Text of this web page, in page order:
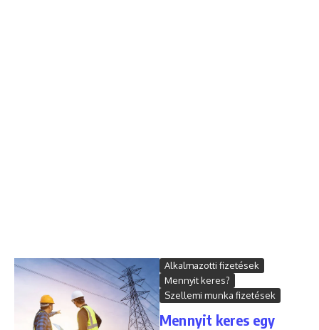
Alkalmazotti fizetések
Mennyit keres?
Szellemi munka fizetések
Mennyit keres egy